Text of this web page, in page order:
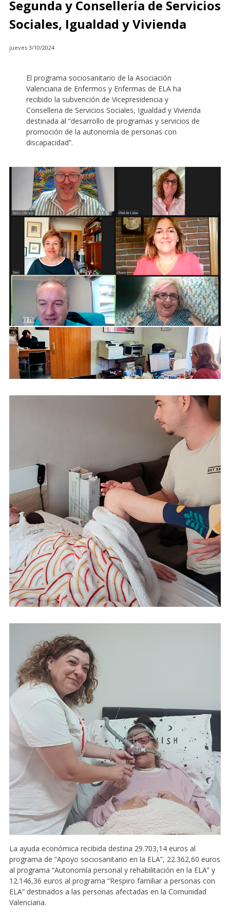
Segunda y Conselleria de Servicios
Sociales, Igualdad y Vivienda
jueves 3/10/2024
El programa sociosanitario de la Asociación
Valenciana de Enfermos y Enfermas de ELA ha
recibido la subvención de Vicepresidencia y
Conselleria de Servicios Sociales, Igualdad y Vivienda
destinada al “desarrollo de programas y servicios de
promoción de la autonomía de personas con
discapacidad”.
La ayuda económica recibida destina 29.703,14 euros al
programa de “Apoyo sociosanitario en la ELA”, 22.362,60 euros
al programa “Autonomía personal y rehabilitación en la ELA” y
12.146,36 euros al programa “Respiro familiar a personas con
ELA” destinados a las personas afectadas en la Comunidad
Valenciana.